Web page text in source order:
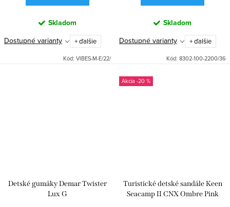
Skladom
Dostupné varianty
+ ďalšie
Kód: VIBES-M-E/22/
Skladom
Dostupné varianty
+ ďalšie
Kód: 8302-100-2200/36
Detské gumáky Demar Twister
Lux G
-20 %
Turistické detské sandále Keen
Seacamp II CNX Ombre Pink